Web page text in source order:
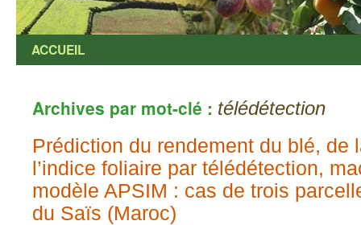
ACCUEIL
Archives par mot-clé : télédétection
Prédiction du rendement du blé, de
l’indice foliaire par télédétection,
modèle APSIM : cas de trois
du Saïs (Maroc)